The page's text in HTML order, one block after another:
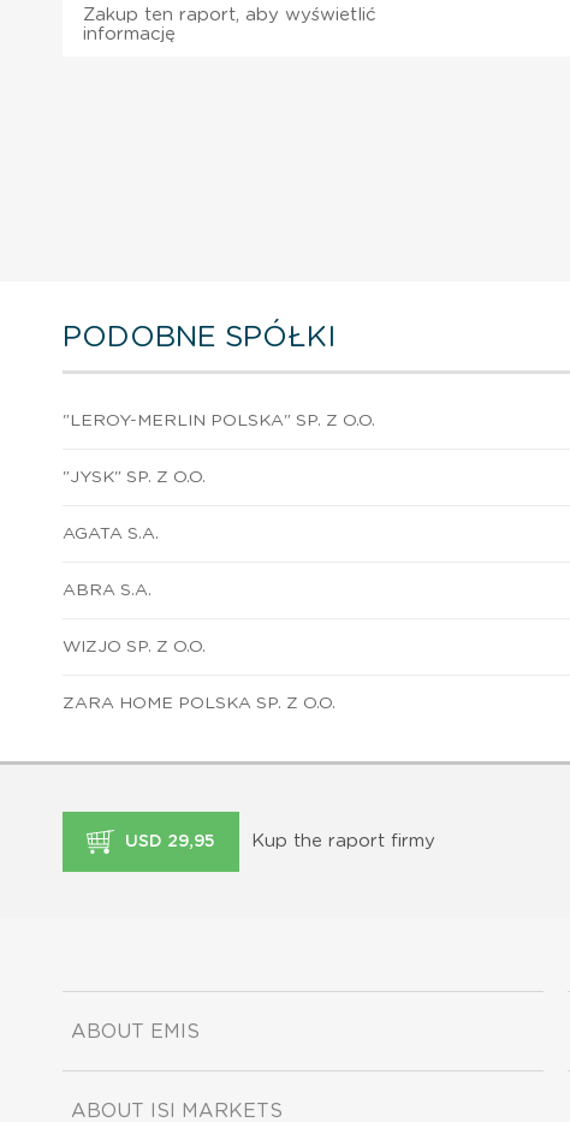
Zakup ten raport, aby wyświetlić
informację
PODOBNE SPÓŁKI
"LEROY-MERLIN POLSKA" SP. Z O.O.
"JYSK" SP. Z O.O.
AGATA S.A.
ABRA S.A.
WIZJO SP. Z O.O.
ZARA HOME POLSKA SP. Z O.O.
USD 29,95 Kup the raport firmy
ABOUT EMIS
ABOUT ISI MARKETS